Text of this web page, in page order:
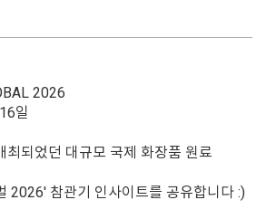
2026
일
최되었던 대규모 국제 화장품 원료
2026' 참관기 인사이트를 공유합니다 :)